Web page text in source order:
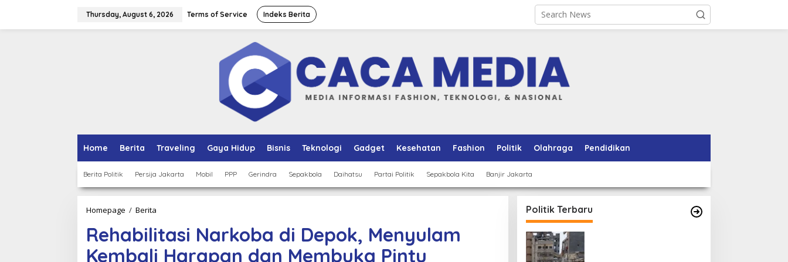
Thursday, August 6, 2026 Terms of Service Indeks Berita
Home Berita Traveling Gaya Hidup Bisnis Teknologi Gadget Kesehatan Fashion Politik Olahraga Pendidikan
Berita Politik Persija Jakarta Mobil PPP Gerindra Sepakbola Daihatsu Partai Politik Sepakbola Kita Banjir Jakarta
Homepage / Berita
di
Depok,
Menyulam
Rehabilitasi Narkoba di Depok, Menyulam
Kembali Harapan dan Membuka Pintu
Politik Terbaru